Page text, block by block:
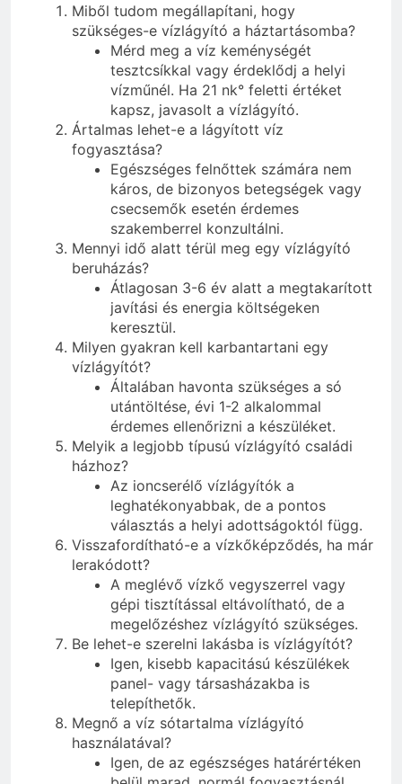
Miből tudom megállapítani, hogy
szükséges-e vízlágyító a háztartásomba?
Mérd meg a víz keménységét
tesztcsíkkal vagy érdeklődj a helyi
vízműnél. Ha 21 nk° feletti értéket
kapsz, javasolt a vízlágyító.
Ártalmas lehet-e a lágyított víz
fogyasztása?
Egészséges felnőttek számára nem
káros, de bizonyos betegségek vagy
csecsemők esetén érdemes
szakemberrel konzultálni.
Mennyi idő alatt térül meg egy vízlágyító
beruházás?
Átlagosan 3-6 év alatt a megtakarított
javítási és energia költségeken
keresztül.
Milyen gyakran kell karbantartani egy
vízlágyítót?
Általában havonta szükséges a só
utántöltése, évi 1-2 alkalommal
érdemes ellenőrizni a készüléket.
Melyik a legjobb típusú vízlágyító családi
házhoz?
Az ioncserélő vízlágyítók a
leghatékonyabbak, de a pontos
választás a helyi adottságoktól függ.
Visszafordítható-e a vízkőképződés, ha már
lerakódott?
A meglévő vízkő vegyszerrel vagy
gépi tisztítással eltávolítható, de a
megelőzéshez vízlágyító szükséges.
Be lehet-e szerelni lakásba is vízlágyítót?
Igen, kisebb kapacitású készülékek
panel- vagy társasházakba is
telepíthetők.
Megnő a víz sótartalma vízlágyító
használatával?
Igen, de az egészséges határértéken